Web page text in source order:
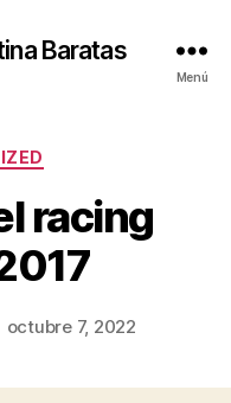
Baratas
Menú
racing
octubre 7, 2022